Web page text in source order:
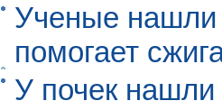
Ученые нашли
помогает
У почек